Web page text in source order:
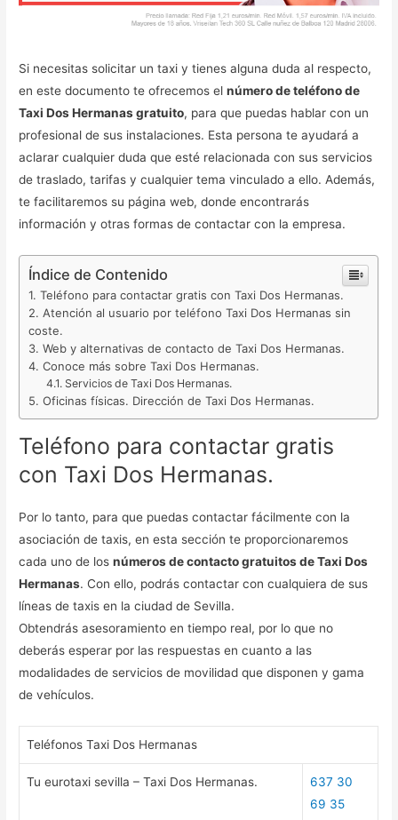
Si necesitas solicitar un taxi y tienes alguna duda al respecto,
en este documento te ofrecemos elnúmero de teléfono de
Taxi Dos Hermanas gratuito, para que puedas hablar con un
profesional de sus instalaciones. Esta persona te ayudará a
aclarar cualquier duda que esté relacionada con sus servicios
de traslado, tarifas y cualquier tema vinculado a ello. Además,
te facilitaremos su página web, donde encontrarás
información y otras formas de contactar con la empresa.
Índice de Contenido
Teléfono para contactar gratis con Taxi Dos Hermanas.
Atención al usuario por teléfono Taxi Dos Hermanas sin
coste.
Web y alternativas de contacto de Taxi Dos Hermanas.
Conoce más sobre Taxi Dos Hermanas.
Servicios de Taxi Dos Hermanas.
Oficinas físicas. Dirección de Taxi Dos Hermanas.
Teléfono para contactar gratis
con Taxi Dos Hermanas.
Por lo tanto, para que puedas contactar fácilmente con la
asociación de taxis, en esta sección te proporcionaremos
cada uno de losnúmeros de contacto gratuitos de Taxi Dos
Hermanas. Con ello, podrás contactar con cualquiera de sus
líneas de taxis en la ciudad de Sevilla.
Obtendrás asesoramiento en tiempo real, por lo que no
deberás esperar por las respuestas en cuanto a las
modalidades de servicios de movilidad que disponen y gama
de vehículos.
Teléfonos Taxi Dos Hermanas
Tu eurotaxi sevilla – Taxi Dos Hermanas.
637 30
69 35